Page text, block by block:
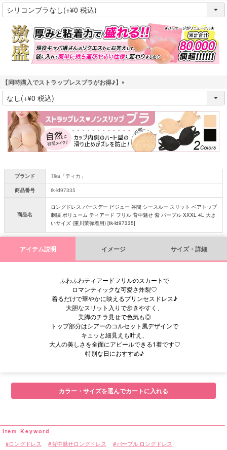
(
必
須
)
【同時購入でストラップレスブラがお得♪】
(
必
須
)
ブランド
Tika「ティカ」
商品番号
tk-ld97335
商品名
ロングドレス バースデー ビジュー 谷間 シースルー スリット ベアトップ
刺繍 ボリューム ティアード フリル 背中魅せ 紫 パープル XXXL 4L 大き
いサイズ (重川茉弥着用) [tk-ld97335]
アイテム説明 イメージ サイズ・詳細
ふわふわティアードフリルのスカートで
ロマンティックな可愛さ炸裂♡
着るだけで華やかに映えるプリンセスドレス♪
大胆なスリット入りで歩きやすく、
美脚のチラ見せで色気も◎
トップ部分はシアーのコルセット風デザインで
キュッと細見えも叶え、
大人の美しさを全面にアピールできる1着です♡
特別な日におすすめ♪
カラー・サイズを選んでカートに入れる
ロングドレス 背中魅せロングドレス パープル ロングドレス